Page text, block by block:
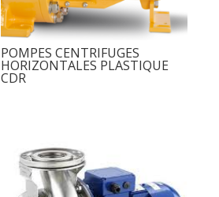
POMPES CENTRIFUGES
HORIZONTALES PLASTIQUE
CDR